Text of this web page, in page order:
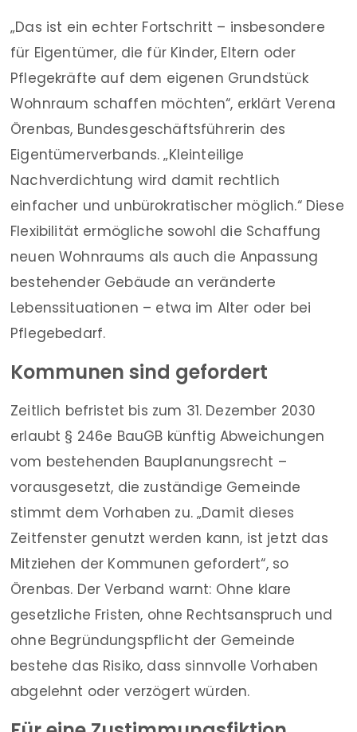
„Das ist ein echter Fortschritt – insbesondere
für Eigentümer, die für Kinder, Eltern oder
Pflegekräfte auf dem eigenen Grundstück
Wohnraum schaffen möchten“, erklärt Verena
Örenbas, Bundesgeschäftsführerin des
Eigentümerverbands. „Kleinteilige
Nachverdichtung wird damit rechtlich
einfacher und unbürokratischer möglich.“ Diese
Flexibilität ermögliche sowohl die Schaffung
neuen Wohnraums als auch die Anpassung
bestehender Gebäude an veränderte
Lebenssituationen – etwa im Alter oder bei
Pflegebedarf.
Kommunen sind gefordert
Zeitlich befristet bis zum 31. Dezember 2030
erlaubt § 246e BauGB künftig Abweichungen
vom bestehenden Bauplanungsrecht –
vorausgesetzt, die zuständige Gemeinde
stimmt dem Vorhaben zu. „Damit dieses
Zeitfenster genutzt werden kann, ist jetzt das
Mitziehen der Kommunen gefordert“, so
Örenbas. Der Verband warnt: Ohne klare
gesetzliche Fristen, ohne Rechtsanspruch und
ohne Begründungspflicht der Gemeinde
bestehe das Risiko, dass sinnvolle Vorhaben
abgelehnt oder verzögert würden.